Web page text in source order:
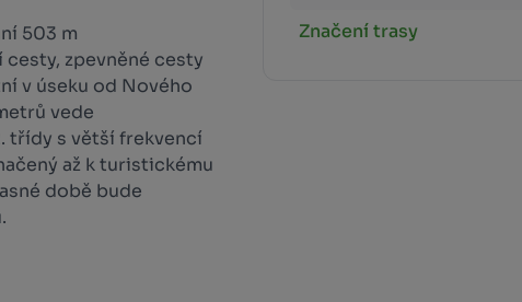
Značení trasy
503 m
zpevněné cesty
v úseku od Nového
vede
třídy s větší frekvencí
až k turistickému
době bude